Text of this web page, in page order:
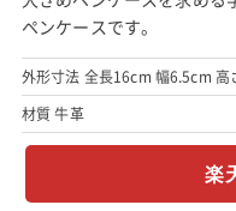
ペンケースです。
外形寸法 全長16cm 幅6.5cm 高
材質 牛革
楽